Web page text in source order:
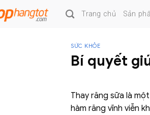
Trang chủ Sản
SỨC KHỎE
Bí quyết
Thay răng sữa là
hàm răng vĩnh viễn